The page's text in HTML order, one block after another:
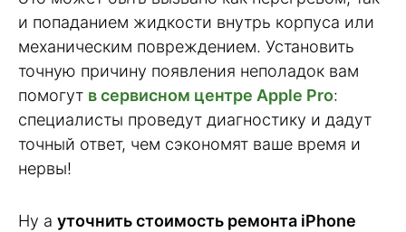
и попаданием жидкости внутрь корпуса или
механическим повреждением. Установить
точную причину появления неполадок вам
помогут в сервисном центре Apple Pro:
специалисты проведут диагностику и дадут
точный ответ, чем сэкономят ваше время и
нервы!
Ну а уточнить стоимость ремонта iPhone